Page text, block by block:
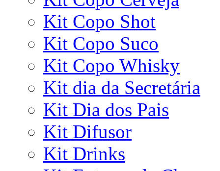
Kit Copo Shot
Kit Copo Suco
Kit Copo Whisky
Kit dia da Secretária
Kit Dia dos Pais
Kit Difusor
Kit Drinks